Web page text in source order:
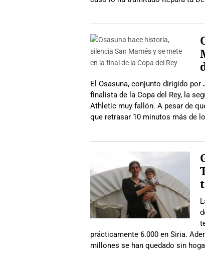
El Osasuna, conjunto dirigido por
finalista de la Copa del Rey, la
Athletic muy fallón. A pesar de
que retrasar 10 minutos más de
prácticamente 6.000 en Siria.
millones se han quedado sin